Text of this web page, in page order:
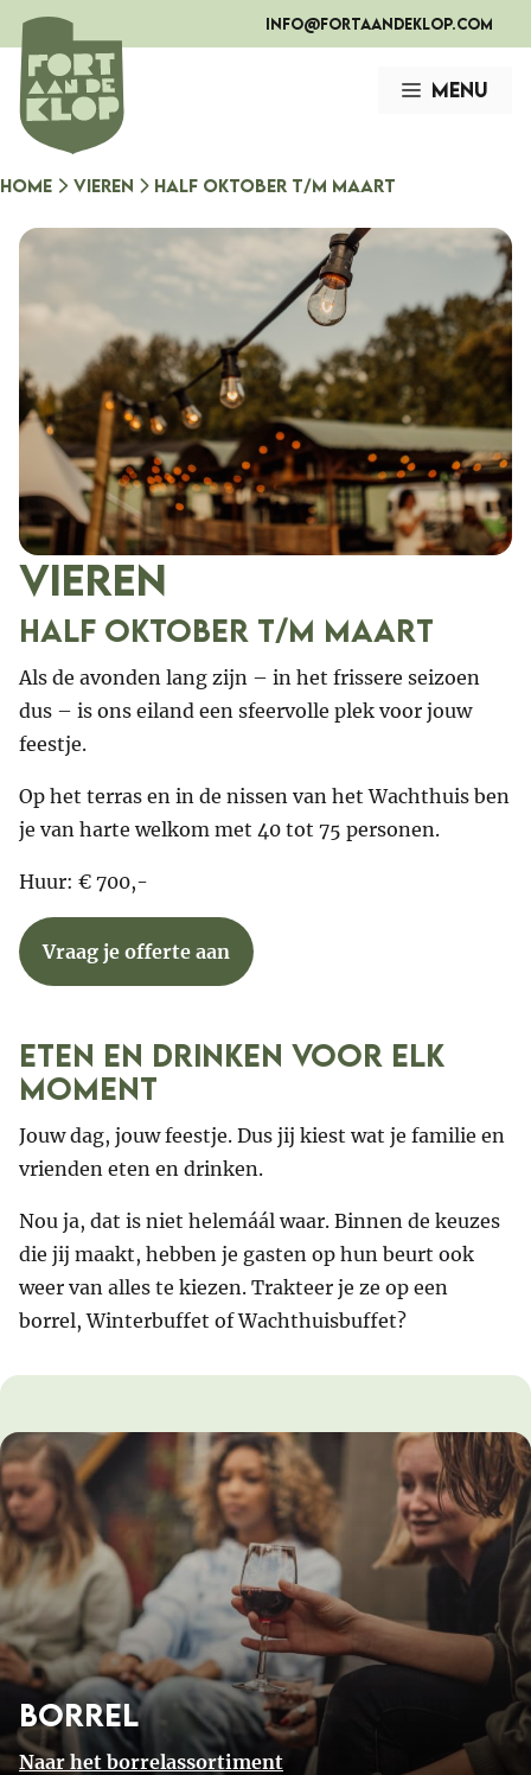
naar
de
inhoud
info@fortaandeklop.com
Menu
Home Vieren Half oktober t/m maart
Vieren
HALF OKTOBER T/M MAART
Als de avonden lang zijn – in het frissere seizoen
dus – is ons eiland een sfeervolle plek voor jouw
feestje.
Op het terras en in de nissen van het Wachthuis ben
je van harte welkom met 40 tot 75 personen.
Huur: € 700,-
Vraag je offerte aan
eten en drinken voor elk
moment
Jouw dag, jouw feestje. Dus jij kiest wat je familie en
vrienden eten en drinken.
Nou ja, dat is niet helemáál waar. Binnen de keuzes
die jij maakt, hebben je gasten op hun beurt ook
weer van alles te kiezen. Trakteer je ze op een
borrel, Winterbuffet of Wachthuisbuffet?
Borrel
Naar het borrelassortiment